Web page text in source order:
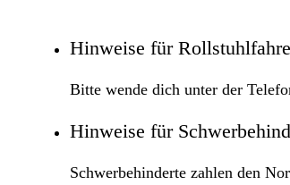
Hinweise für
Bitte wende dich unter der
Hinweise für
Schwerbehinderte zahlen den